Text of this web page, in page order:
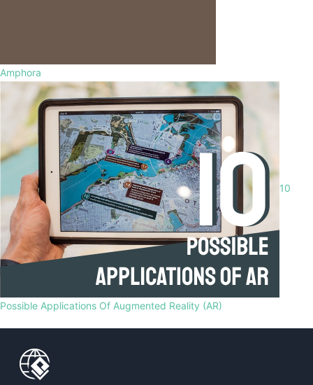
Amphora
10
Possible Applications Of Augmented Reality (AR)